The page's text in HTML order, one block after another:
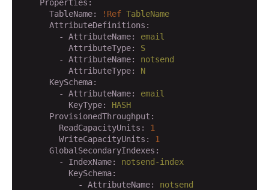
    Properties:
      TableName:
!Ref TableName
      AttributeDefinitions:
        - AttributeName:
email
          AttributeType:
S
        - AttributeName:
notsend
          AttributeType:
N
      KeySchema:
        - AttributeName:
email
          KeyType:
HASH
      ProvisionedThroughput:
        ReadCapacityUnits:
1
        WriteCapacityUnits:
1
      GlobalSecondaryIndexes:
        - IndexName:
notsend-index
          KeySchema:
            - AttributeName:
notsend